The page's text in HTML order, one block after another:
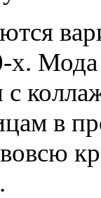
Мода
в